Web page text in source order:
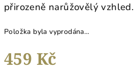
přirozeně narůžovělý vzhled.
Položka byla vyprodána…
459 Kč